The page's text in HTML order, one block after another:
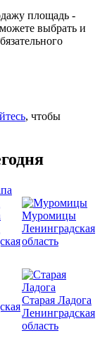
площадь -
выбрать и
2»
, чтобы
Муромицы
Ленинградская
область
Старая Ладога
Ленинградская
область